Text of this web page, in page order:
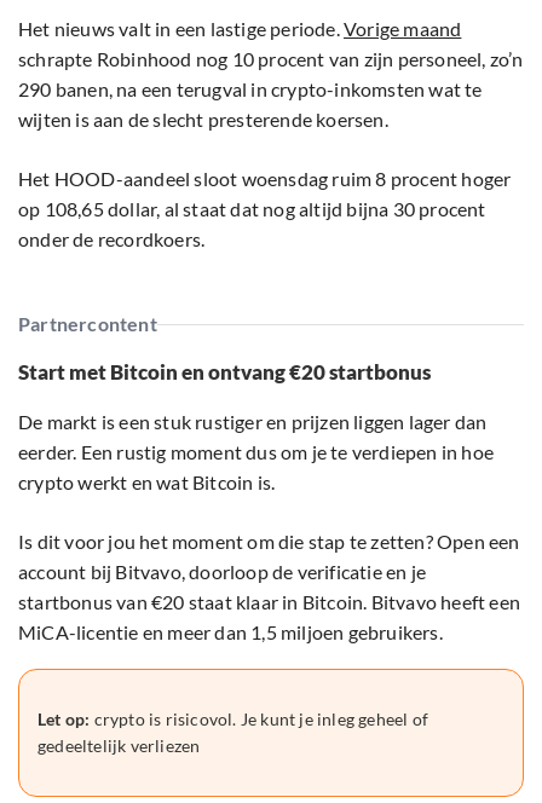
Het nieuws valt in een lastige periode.Vorige maand
schrapte Robinhood nog 10 procent van zijn personeel, zo’n
290 banen, na een terugval in crypto-inkomsten wat te
wijten is aan de slecht presterende koersen.
Het HOOD-aandeel sloot woensdag ruim 8 procent hoger
op 108,65 dollar, al staat dat nog altijd bijna 30 procent
onder de recordkoers.
Partnercontent
Start met Bitcoin en ontvang €20 startbonus
De markt is een stuk rustiger en prijzen liggen lager dan
eerder. Een rustig moment dus om je te verdiepen in hoe
crypto werkt en wat Bitcoin is.
Is dit voor jou het moment om die stap te zetten? Open een
account bij Bitvavo, doorloop de verificatie en je
startbonus van €20 staat klaar in Bitcoin. Bitvavo heeft een
MiCA-licentie en meer dan 1,5 miljoen gebruikers.
Let op: crypto is risicovol. Je kunt je inleg geheel of
gedeeltelijk verliezen